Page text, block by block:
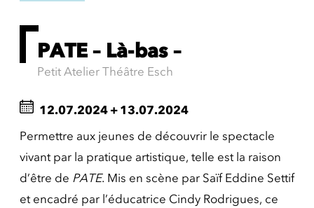
PATE – Là-bas –
Petit Atelier Théâtre Esch
12.07.2024 + 13.07.2024
Permettre aux jeunes de découvrir le spectacle
vivant par la pratique artistique, telle est la raison
d’être de PATE. Mis en scène par Saïf Eddine Settif
et encadré par l’éducatrice Cindy Rodrigues, ce